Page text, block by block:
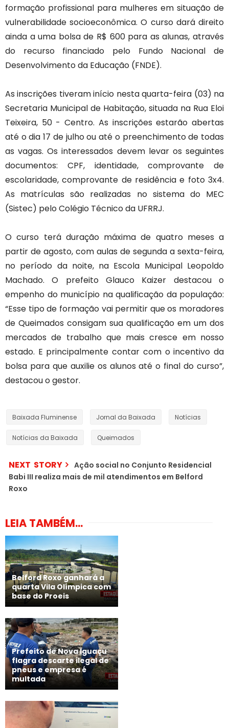
formação profissional para mulheres em situação de
vulnerabilidade socioeconômica. O curso dará direito
ainda a uma bolsa de R$ 600 para as alunas, através
do recurso financiado pelo Fundo Nacional de
Desenvolvimento da Educação (FNDE).
As inscrições tiveram início nesta quarta-feira (03) na
Secretaria Municipal de Habitação, situada na Rua Eloi
Teixeira, 50 - Centro. As inscrições estarão abertas
até o dia 17 de julho ou até o preenchimento de todas
as vagas. Os interessados devem levar os seguintes
documentos: CPF, identidade, comprovante de
escolaridade, comprovante de residência e foto 3x4.
As matrículas são realizadas no sistema do MEC
(Sistec) pelo Colégio Técnico da UFRRJ.
O curso terá duração máxima de quatro meses a
partir de agosto, com aulas de segunda a sexta-feira,
no período da noite, na Escola Municipal Leopoldo
Machado. O prefeito Glauco Kaizer destacou o
empenho do município na qualificação da população:
“Esse tipo de formação vai permitir que os moradores
de Queimados consigam sua qualificação em um dos
mercados de trabalho que mais cresce em nosso
estado. E principalmente contar com o incentivo da
bolsa para que auxilie os alunos até o final do curso”,
destacou o gestor.
Baixada Fluminense Jornal da Baixada Notícias
Notícias da Baixada Queimados
NEXT STORY
Ação social no Conjunto Residencial
Babi III realiza mais de mil atendimentos em Belford
Roxo
LEIA TAMBÉM...
Belford Roxo ganhará a
quarta Vila Olímpica com
base do Proeis
Prefeito de Nova Iguaçu
flagra descarte ilegal de
pneus e empresa é
multada